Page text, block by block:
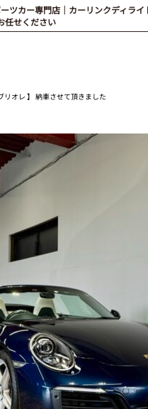
ツカー専門店｜カーリンクディラ
任せください
オレ 】 納車させて頂きました